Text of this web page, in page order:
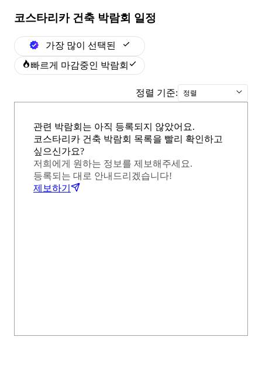
코스타리카 건축 박람회 일정
가장 많이 선택된
빠르게 마감중인 박람회
정렬 기준: 정렬
관련 박람회는 아직 등록되지 않았어요.
코스타리카 건축 박람회 목록을 빨리 확인하고
싶으신가요?
저희에게 원하는 정보를 제보해주세요.
등록되는 대로 안내드리겠습니다!
제보하기